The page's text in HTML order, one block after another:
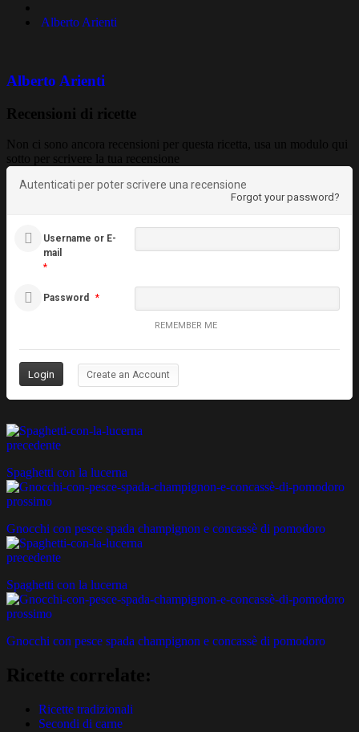
Alberto Arienti
Alberto Arienti
Recensioni di ricette
Non ci sono ancora recensioni per questa ricetta, usa un modulo qui
sotto per scrivere la tua recensione
Autenticati per poter scrivere una recensione
Forgot your password?
Username or E-
mail
*
Password *
REMEMBER ME
Create an Account
precedente
Spaghetti con la lucerna
prossimo
Gnocchi con pesce spada champignon e concassè di pomodoro
precedente
Spaghetti con la lucerna
prossimo
Gnocchi con pesce spada champignon e concassè di pomodoro
Ricette correlate:
Ricette tradizionali
Secondi di carne